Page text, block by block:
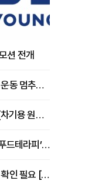
션 전개
팔 들기 어려운 오십견, 통증 줄었다고 운동 멈추면 안 되는 이유 [이병욱 원장 칼럼]
허리 MRI는 정상인데 계속 아픈 이유 [차기용 원장 칼럼]
리엔에이치, 암경험자 대상 ‘RE:CAN 푸드테라피’ 운영
휴가철 건강검진, 금식·복용약 등 사전 확인 필요 [정도감 원장 칼럼]